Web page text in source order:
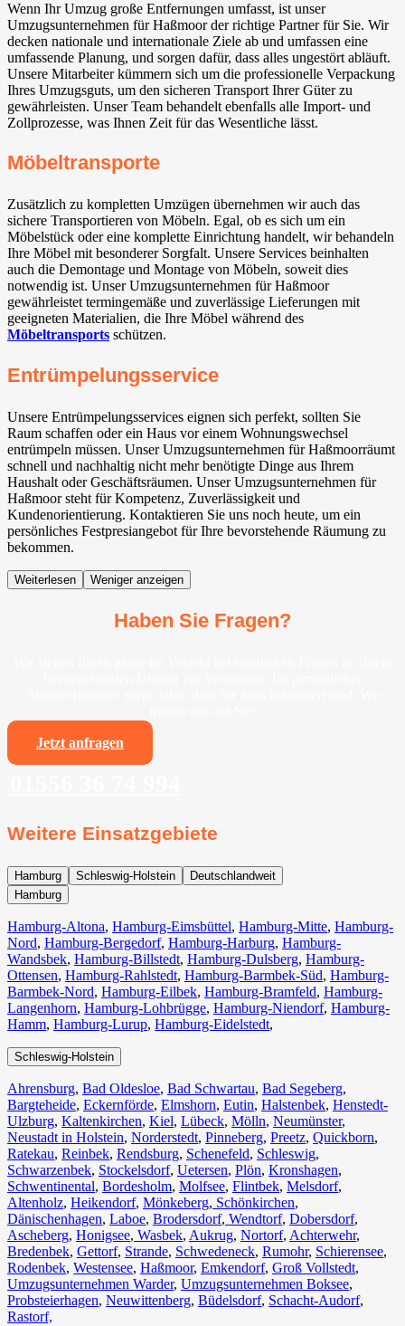
Wenn Ihr Umzug große Entfernungen umfasst, ist unser
Umzugsunternehmen für Haßmoor der richtige Partner für Sie. Wir
decken nationale und internationale Ziele ab und umfassen eine
umfassende Planung, und sorgen dafür, dass alles ungestört abläuft.
Unsere Mitarbeiter kümmern sich um die professionelle Verpackung
Ihres Umzugsguts, um den sicheren Transport Ihrer Güter zu
gewährleisten. Unser Team behandelt ebenfalls alle Import- und
Zollprozesse, was Ihnen Zeit für das Wesentliche lässt.
Möbeltransporte
Zusätzlich zu kompletten Umzügen übernehmen wir auch das
sichere Transportieren von Möbeln. Egal, ob es sich um ein
Möbelstück oder eine komplette Einrichtung handelt, wir behandeln
Ihre Möbel mit besonderer Sorgfalt. Unsere Services beinhalten
auch die Demontage und Montage von Möbeln, soweit dies
notwendig ist. Unser Umzugsunternehmen für Haßmoor
gewährleistet termingemäße und zuverlässige Lieferungen mit
geeigneten Materialien, die Ihre Möbel während des
Möbeltransports schützen.
Entrümpelungsservice
Unsere Entrümpelungsservices eignen sich perfekt, sollten Sie
Raum schaffen oder ein Haus vor einem Wohnungswechsel
entrümpeln müssen. Unser Umzugsunternehmen für Haßmoorräumt
schnell und nachhaltig nicht mehr benötigte Dinge aus Ihrem
Haushalt oder Geschäftsräumen. Unser Umzugsunternehmen für
Haßmoor steht für Kompetenz, Zuverlässigkeit und
Kundenorientierung. Kontaktieren Sie uns noch heute, um ein
persönliches Festpresiangebot für Ihre bevorstehende Räumung zu
bekommen.
Weiterlesen Weniger anzeigen
Haben Sie Fragen?
Jetzt anfragen
Weitere Einsatzgebiete
Hamburg Schleswig-Holstein
Deutschlandweit
Hamburg
Hamburg-Altona, Hamburg-Eimsbüttel, Hamburg-Mitte, Hamburg-
Nord, Hamburg-Bergedorf, Hamburg-Harburg, Hamburg-
Wandsbek, Hamburg-Billstedt, Hamburg-Dulsberg, Hamburg-
Ottensen, Hamburg-Rahlstedt, Hamburg-Barmbek-Süd, Hamburg-
Barmbek-Nord, Hamburg-Eilbek, Hamburg-Bramfeld, Hamburg-
Langenhorn, Hamburg-Lohbrügge, Hamburg-Niendorf, Hamburg-
Hamm, Hamburg-Lurup, Hamburg-Eidelstedt,
Schleswig-Holstein
Ahrensburg, Bad Oldesloe, Bad Schwartau, Bad Segeberg,
Bargteheide, Eckernförde, Elmshorn, Eutin, Halstenbek, Henstedt-
Ulzburg, Kaltenkirchen, Kiel, Lübeck, Mölln, Neumünster,
Neustadt in Holstein, Norderstedt, Pinneberg, Preetz, Quickborn,
Ratekau, Reinbek, Rendsburg, Schenefeld, Schleswig,
Schwarzenbek, Stockelsdorf, Uetersen, Plön, Kronshagen,
Schwentinental, Bordesholm, Molfsee, Flintbek, Melsdorf,
Altenholz, Heikendorf, Mönkeberg, Schönkirchen,
Dänischenhagen, Laboe, Brodersdorf, Wendtorf, Dobersdorf,
Ascheberg, Honigsee, Wasbek, Aukrug, Nortorf, Achterwehr,
Bredenbek, Gettorf, Strande, Schwedeneck, Rumohr, Schierensee,
Rodenbek, Westensee, Haßmoor, Emkendorf, Groß Vollstedt,
Umzugsunternehmen Warder, Umzugsunternehmen Boksee,
Probsteierhagen, Neuwittenberg, Büdelsdorf, Schacht-Audorf,
Rastorf,